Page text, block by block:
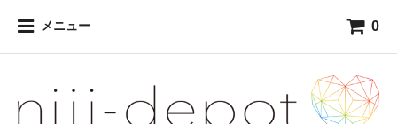
メニュー 0